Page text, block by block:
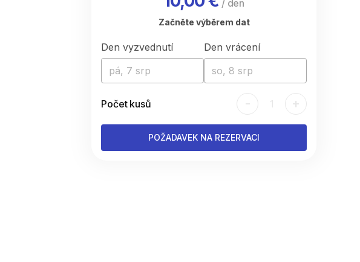
/ den
Začněte výběrem dat
Den vyzvednutí
pá, 7 srp
Den vrácení
so, 8 srp
Počet kusů - 1 +
POŽADAVEK NA REZERVACI